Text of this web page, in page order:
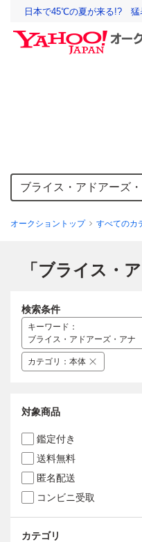
日本で45℃の夏が来る!? 猛
オークショントップ すべてのカ
「ブライス・
検索条件
キーワード ：
ブライス・アドアーズ・アナ
カテゴリ ： 本体
対象商品
鑑定付き
送料無料
匿名配送
コンビニ受取
カテゴリ